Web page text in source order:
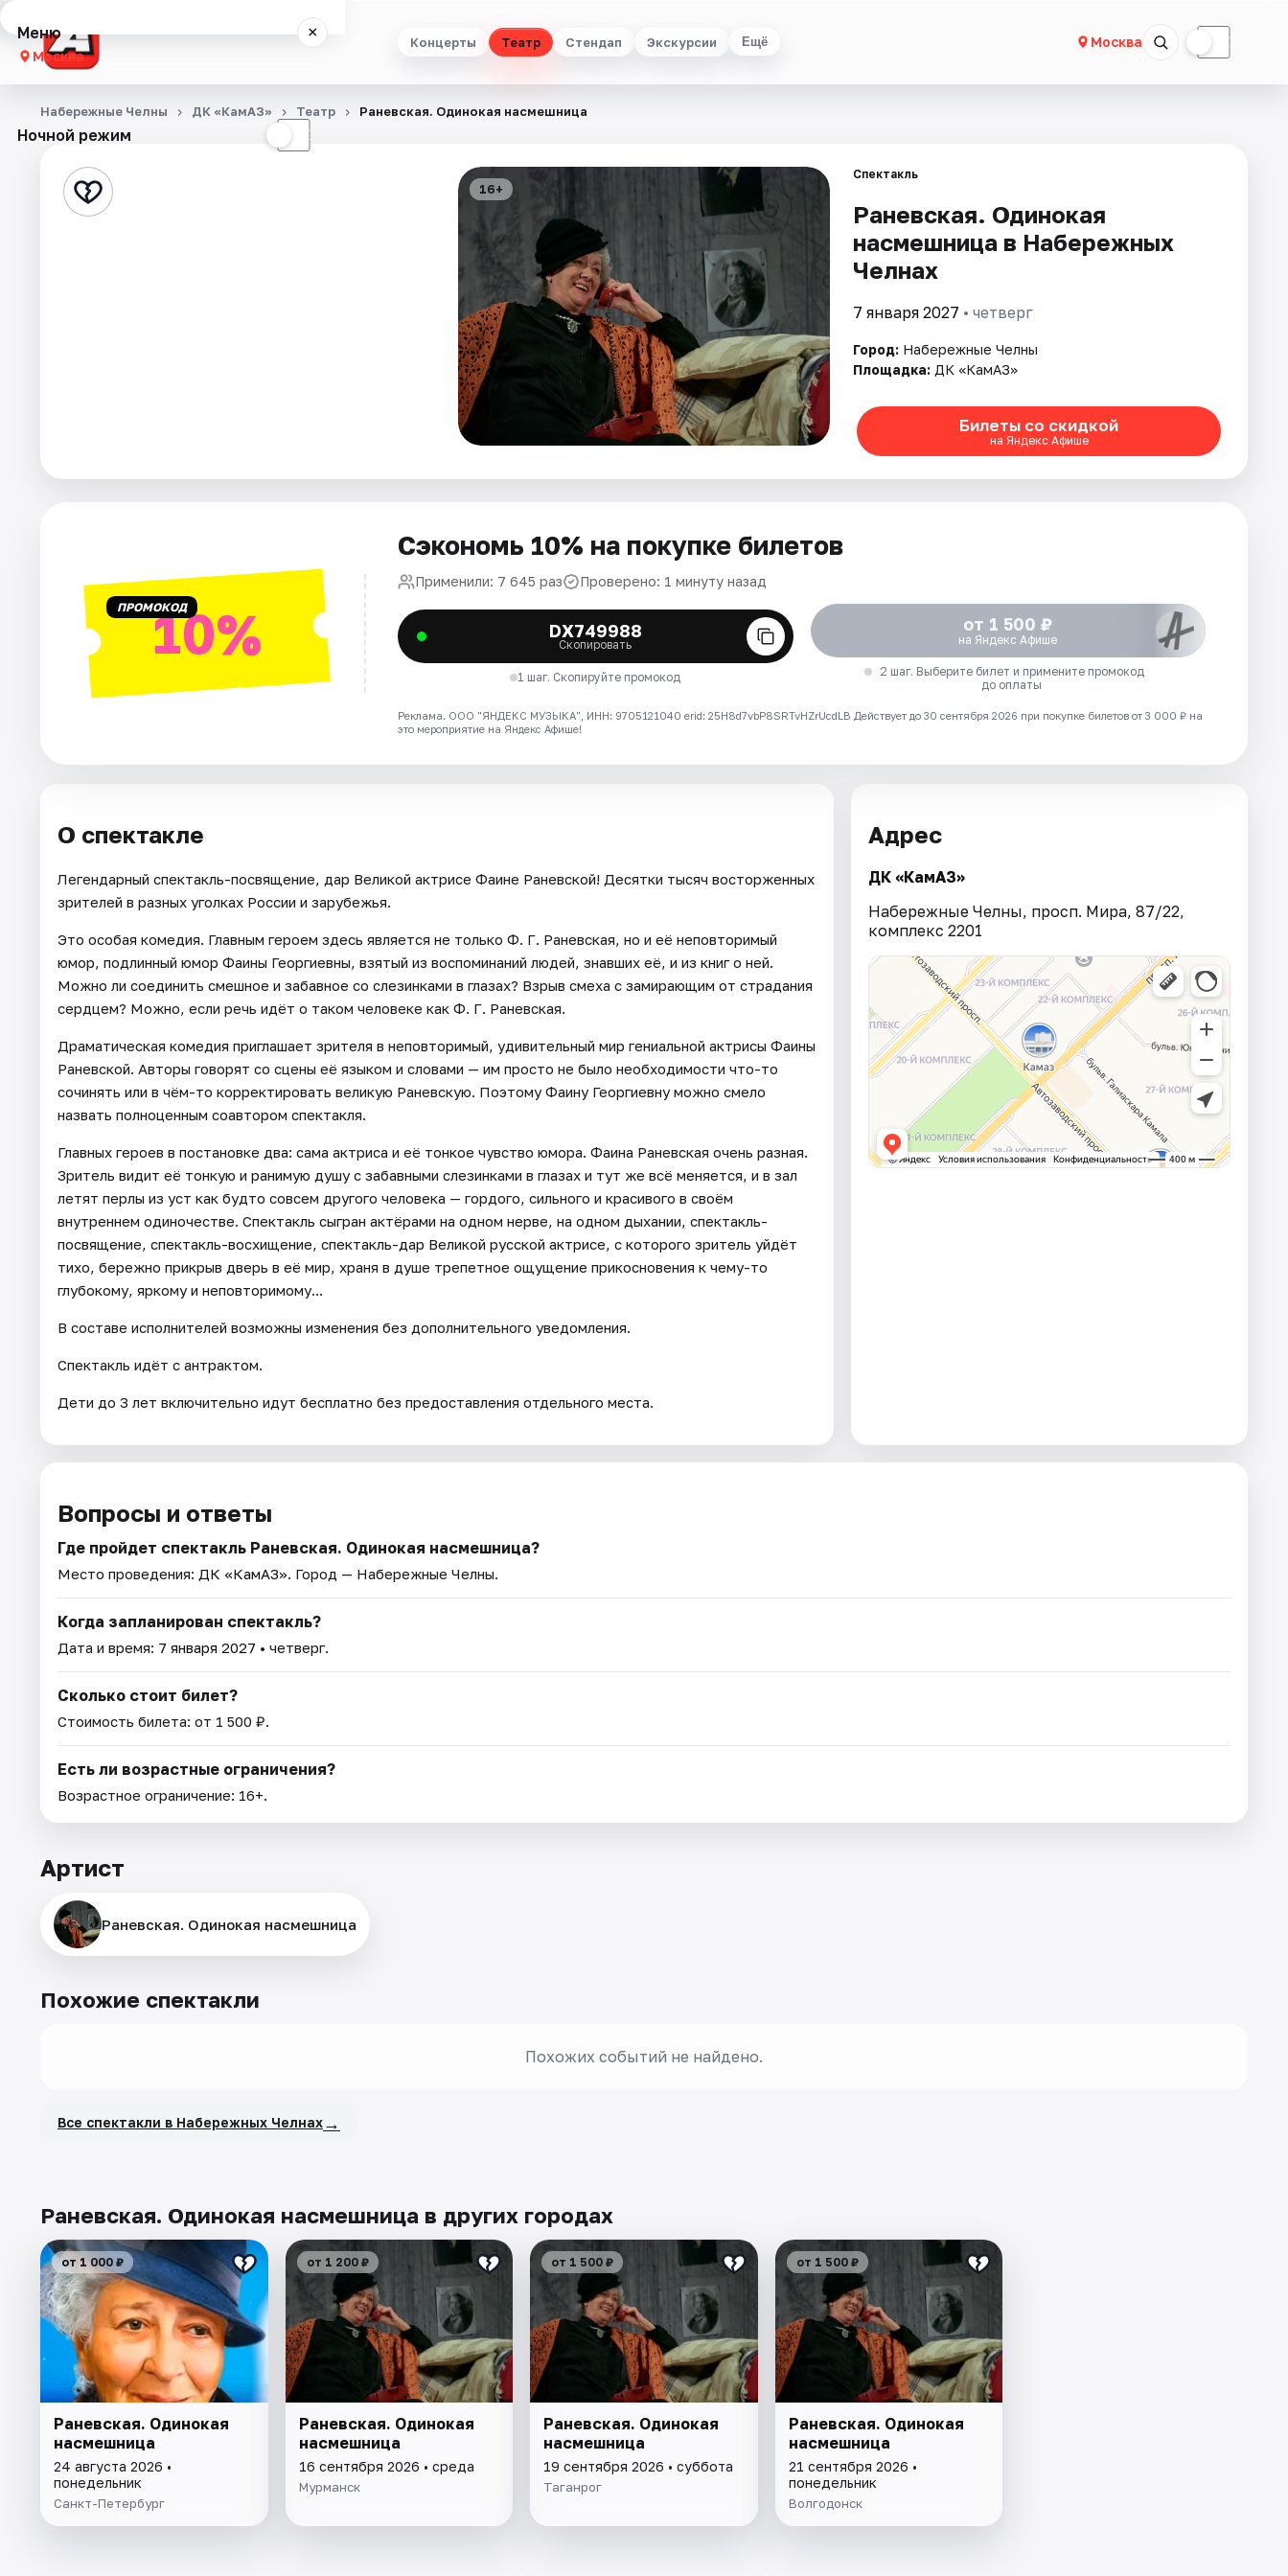
Концерты Театр Стендап Экскурсии Ещё Москва ☾
Меню ×
Москва
Концерты
Стендап
Ночной режим ☾
Набережные Челны ДК «КамАЗ» Театр Раневская. Одинокая насмешница
16+
Спектакль
Раневская. Одинокая
насмешница в Набережных
Челнах
7 января 2027 • четверг
Город: Набережные Челны
Площадка: ДК «КамАЗ»
Билеты со скидкой
на Яндекс Афише
ПРОМОКОД10%
Сэкономь 10% на покупке билетов
Применили: 7 645 раз Проверено: 1 минуту назад
DX749988
Скопировать
1 шаг. Скопируйте промокод
от 1 500 ₽
на Яндекс Афише
2 шаг. Выберите билет и примените промокод
до оплаты
Реклама. ООО "ЯНДЕКС МУЗЫКА", ИНН: 9705121040 erid: 25H8d7vbP8SRTvHZrUcdLB Действует до 30 сентября 2026 при покупке билетов от 3 000 ₽ на
это мероприятие на Яндекс Афише!
О спектакле
Легендарный спектакль-посвящение, дар Великой актрисе Фаине Раневской! Десятки тысяч восторженных
зрителей в разных уголках России и зарубежья.
Это особая комедия. Главным героем здесь является не только Ф. Г. Раневская, но и её неповторимый
юмор, подлинный юмор Фаины Георгиевны, взятый из воспоминаний людей, знавших её, и из книг о ней.
Можно ли соединить смешное и забавное со слезинками в глазах? Взрыв смеха с замирающим от страдания
сердцем? Можно, если речь идёт о таком человеке как Ф. Г. Раневская.
Драматическая комедия приглашает зрителя в неповторимый, удивительный мир гениальной актрисы Фаины
Раневской. Авторы говорят со сцены её языком и словами — им просто не было необходимости что-то
сочинять или в чём-то корректировать великую Раневскую. Поэтому Фаину Георгиевну можно смело
назвать полноценным соавтором спектакля.
Главных героев в постановке два: сама актриса и её тонкое чувство юмора. Фаина Раневская очень разная.
Зритель видит её тонкую и ранимую душу с забавными слезинками в глазах и тут же всё меняется, и в зал
летят перлы из уст как будто совсем другого человека — гордого, сильного и красивого в своём
внутреннем одиночестве. Спектакль сыгран актёрами на одном нерве, на одном дыхании, спектакль-
посвящение, спектакль-восхищение, спектакль-дар Великой русской актрисе, с которого зритель уйдёт
тихо, бережно прикрыв дверь в её мир, храня в душе трепетное ощущение прикосновения к чему-то
глубокому, яркому и неповторимому...
В составе исполнителей возможны изменения без дополнительного уведомления.
Спектакль идёт с антрактом.
Дети до 3 лет включительно идут бесплатно без предоставления отдельного места.
Адрес
ДК «КамАЗ»
Набережные Челны, просп. Мира, 87/22,
комплекс 2201
Вопросы и ответы
Где пройдет спектакль Раневская. Одинокая насмешница?
Место проведения: ДК «КамАЗ». Город — Набережные Челны.
Когда запланирован спектакль?
Дата и время: 7 января 2027 • четверг.
Сколько стоит билет?
Стоимость билета: от 1 500 ₽.
Есть ли возрастные ограничения?
Возрастное ограничение: 16+.
Артист
Раневская. Одинокая насмешница
Похожие спектакли
Похожих событий не найдено.
Все спектакли в Набережных Челнах→
Раневская. Одинокая насмешница в других городах
от 1 000 ₽
Раневская. Одинокая
насмешница
24 августа 2026 •
понедельник
Санкт-Петербург
от 1 200 ₽
Раневская. Одинокая
насмешница
16 сентября 2026 • среда
Мурманск
от 1 500 ₽
Раневская. Одинокая
насмешница
19 сентября 2026 • суббота
Таганрог
от 1 500 ₽
Раневская. Одинокая
насмешница
21 сентября 2026 •
понедельник
Волгодонск